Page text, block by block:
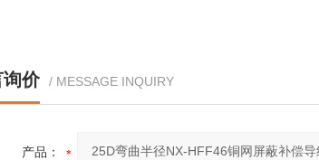
价 / MESSAGE INQUIRY
产品：